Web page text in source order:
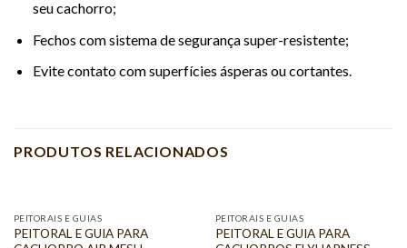
seu cachorro;
Fechos com sistema de segurança super-resistente;
Evite contato com superfícies ásperas ou cortantes.
PRODUTOS RELACIONADOS
PEITORAIS E GUIAS
PEITORAL E GUIA PARA
PEITORAIS E GUIAS
PEITORAL E GUIA PARA